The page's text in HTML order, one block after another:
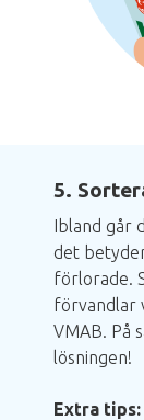
5.
Ibland går
det
förlorade.
förvandlar
VMAB. På
lösningen!
Extra tips: